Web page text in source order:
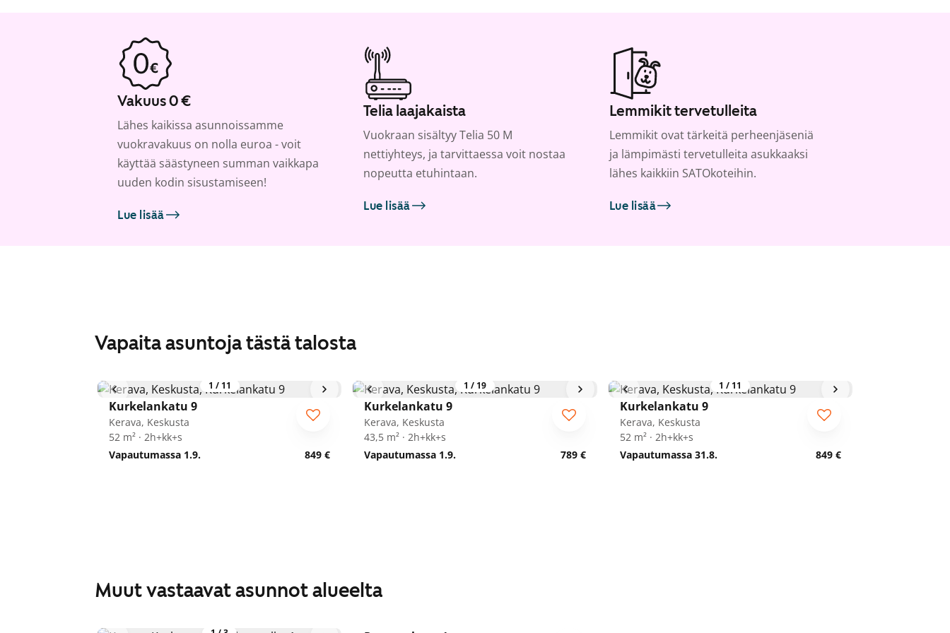
Vakuus 0 €
Lähes kaikissa asunnoissamme
vuokravakuus on nolla euroa - voit
käyttää säästyneen summan vaikkapa
uuden kodin sisustamiseen!
Lue lisää
Telia laajakaista
Vuokraan sisältyy Telia 50 M
nettiyhteys, ja tarvittaessa voit nostaa
nopeutta etuhintaan.
Lue lisää
Lemmikit tervetulleita
Lemmikit ovat tärkeitä perheenjäseniä
ja lämpimästi tervetulleita asukkaaksi
lähes kaikkiin SATOkoteihin.
Lue lisää
Vapaita asuntoja tästä talosta
1 / 11
Kurkelankatu 9
Kerava, Keskusta
52 m² · 2h+kk+s
Vapautumassa 1.9.
849 €
1 / 19
Kurkelankatu 9
Kerava, Keskusta
43,5 m² · 2h+kk+s
Vapautumassa 1.9.
789 €
1 / 11
Kurkelankatu 9
Kerava, Keskusta
52 m² · 2h+kk+s
Vapautumassa 31.8.
849 €
Muut vastaavat asunnot alueelta